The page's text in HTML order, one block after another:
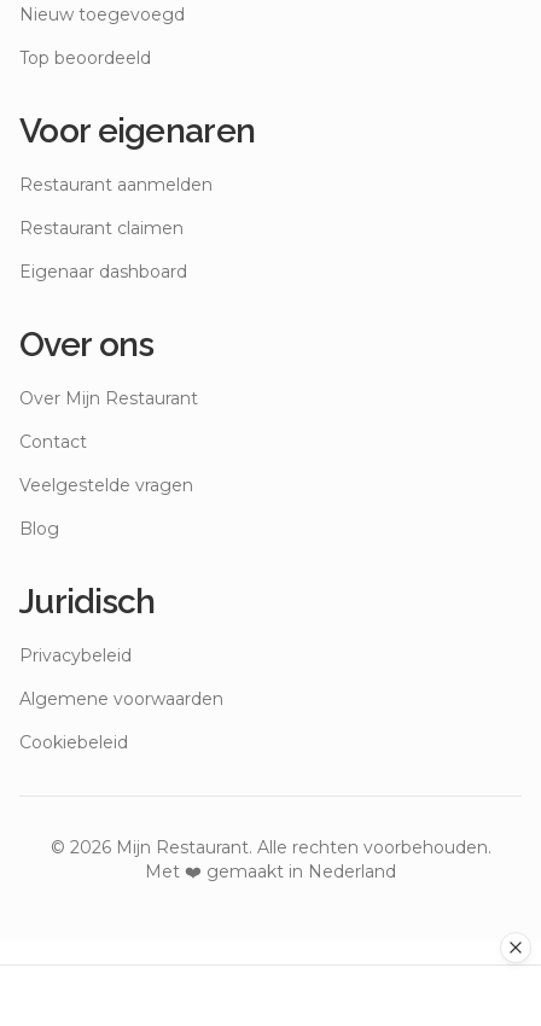
Nieuw toegevoegd
Top beoordeeld
Voor eigenaren
Restaurant aanmelden
Restaurant claimen
Eigenaar dashboard
Over ons
Over Mijn Restaurant
Contact
Veelgestelde vragen
Blog
Juridisch
Privacybeleid
Algemene voorwaarden
Cookiebeleid
© 2026Mijn Restaurant. Alle rechten voorbehouden.
Met ❤️ gemaakt in Nederland